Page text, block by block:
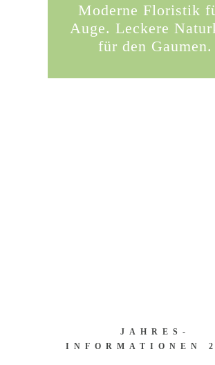
Moderne Floristik
Auge. Leckere
für den Gaumen.
JAHRES-
INFORMATIONEN